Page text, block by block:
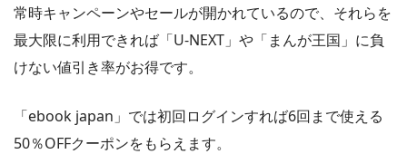
常時キャンペーンやセールが開かれているので、それらを
最大限に利用できれば「U-NEXT」や「まんが王国」に負
けない値引き率がお得です。
「ebook japan」では初回ログインすれば6回まで使える
50％OFFクーポンをもらえます。